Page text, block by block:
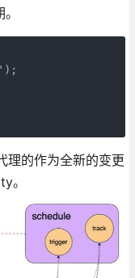
理的作为全新的变更
。